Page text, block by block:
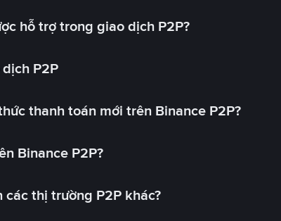
hỗ trợ trong giao dịch P2P?
P2P
thanh toán mới trên Binance P2P?
Binance P2P?
các thị trường P2P khác?